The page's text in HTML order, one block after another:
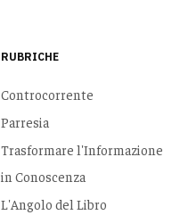
RUBRICHE
Controcorrente
Parresia
Trasformare l'Informazione
in Conoscenza
L'Angolo del Libro